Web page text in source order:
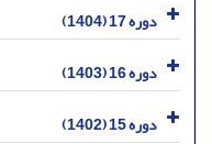
دوره 17 (1404)
دوره 16 (1403)
دوره 15 (1402)